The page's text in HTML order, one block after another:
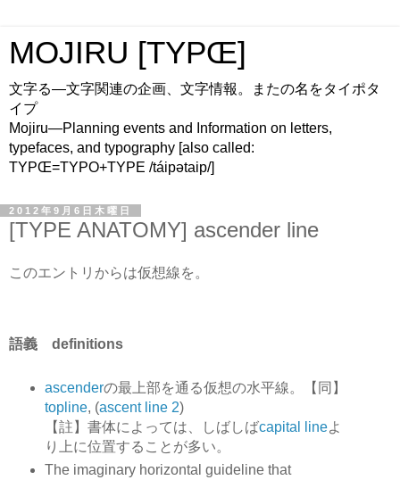
MOJIRU [TYPŒ]
文字る—文字関連の企画、文字情報。またの名をタイポタ
イプ
Mojiru—Planning events and Information on letters,
typefaces, and typography [also called:
TYPŒ=TYPO+TYPE /táipətaip/]
2012年9月6日木曜日
[TYPE ANATOMY] ascender line
このエントリからは仮想線を。
語義 definitions
ascenderの最上部を通る仮想の水平線。【同】
topline, (ascent line 2)
【註】書体によっては、しばしばcapital lineよ
り上に位置することが多い。
The imaginary horizontal guideline that